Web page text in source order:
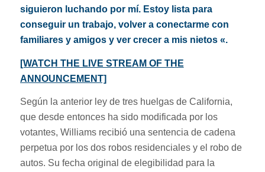
siguieron luchando por mí. Estoy lista para
conseguir un trabajo, volver a conectarme con
familiares y amigos y ver crecer a mis nietos «.
[WATCH THE LIVE STREAM OF THE
ANNOUNCEMENT]
Según la anterior ley de tres huelgas de California,
que desde entonces ha sido modificada por los
votantes, Williams recibió una sentencia de cadena
perpetua por los dos robos residenciales y el robo de
autos. Su fecha original de elegibilidad para la